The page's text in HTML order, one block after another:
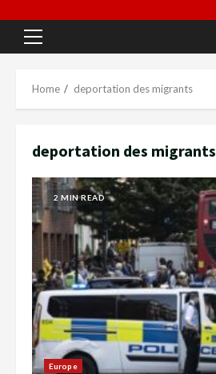
Home deportation des migrants
deportation des migrants
2 MIN READ
Europe